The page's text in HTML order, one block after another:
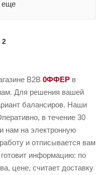
еще
2
B2B 0ФФЕР в
Для решения вашей
балансиров. Наши
в течение 30
нам на электронную
и отписывается вам
информацию: по
цене, считает доставку